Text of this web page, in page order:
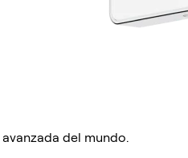
del mundo.